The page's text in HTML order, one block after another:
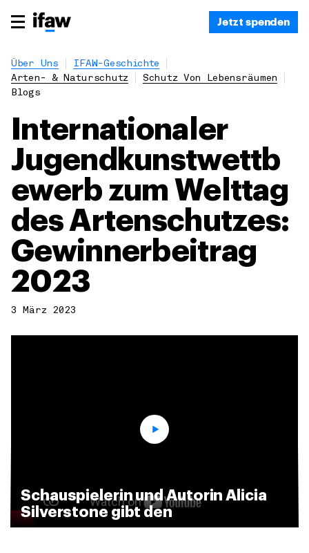
Jetzt spenden
Über Uns
IFAW-Geschichte
Arten- & Naturschutz
Schutz Von Lebensräumen
Blogs
Internationaler
Jugendkunstwettb
ewerb zum Welttag
des Artenschutzes:
Gewinnerbeitrag
2023
3 März 2023
Schauspielerin und Autorin Alicia
Silverstone gibt den
Gewinnerbeitrag für den